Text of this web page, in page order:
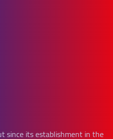
since its establishment in the